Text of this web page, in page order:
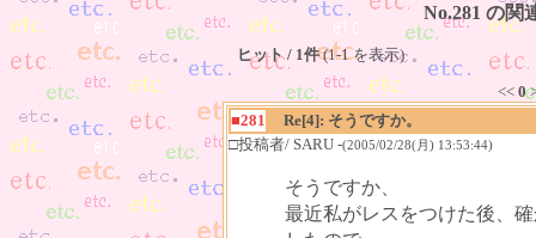
No.281 の関
ヒット / 1件(1-1 を表示)
<< 0
■281
Re[4]: そうですか。
□投稿者/ SARU -(2005/02/28(月) 13:53:44)
そうですか、
最近私がレスをつけた後、